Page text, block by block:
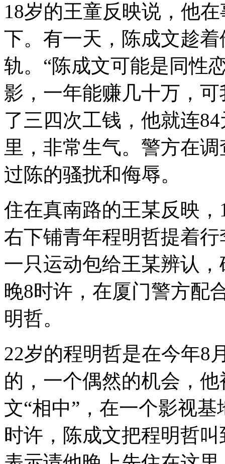
18岁的王童反映说，他
下。有一天，陈成文趁
轨。“陈成文可能是同性
影，一年能赚几十万，
了三四次工钱，他就连
里，非常生气。警方在
过陈的骚扰和侮辱。
住在真南路的王某反映
右下铺青年程明哲提着
一只运动包给王某辨认
晚8时许，在厦门警方配
明哲。
22岁的程明哲是在今年8
的，一个偶然的机会，
文“相中”，在一个影视
时许，陈成文把程明哲